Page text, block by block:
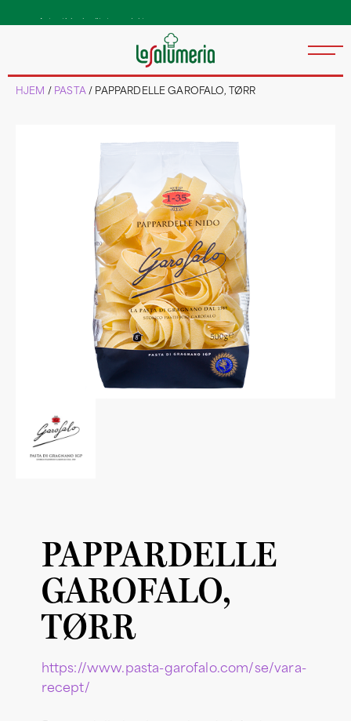
HJEM / PASTA/ PAPPARDELLE GAROFALO, TØRR
PAPPARDELLE
GAROFALO,
TØRR
https://www.pasta-garofalo.com/se/vara-
recept/